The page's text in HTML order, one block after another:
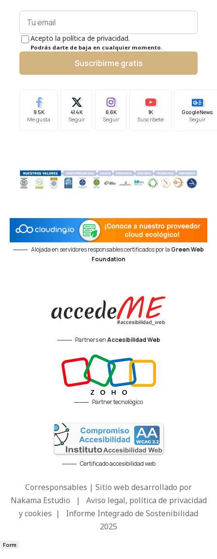
Acepto la política de privacidad.
Podrás darte de baja en cualquier momento.
Suscribirme gratis
9.5K
Me gusta
41.4K
Seguir
6.6K
Seguir
1K
Suscríbete
Google News
Seguir
Alojada en servidores responsables certificados por la Green Web
Foundation
Partners enAccesibilidad Web
Partner tecnológico
Certificado accesibilidad web
Corresponsables | Sitio web desarrollado por
Nakama Estudio | Aviso legal, política de privacidad
y cookies | Informe Integrado de Sostenibilidad
2025
Form